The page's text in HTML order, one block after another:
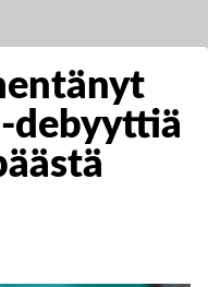
debyyttiä